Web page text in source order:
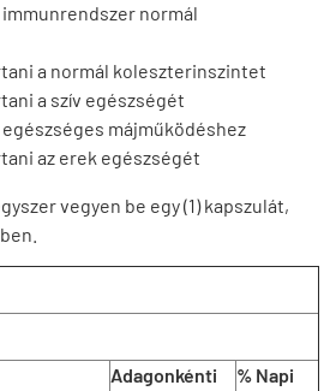
immunrendszer normál
a normál koleszterinszintet
a szív egészségét
egészséges májműködéshez
az erek egészségét
vegyen be egy (1) kapszulát,
Adagonkénti
% Napi